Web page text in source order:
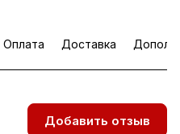
Оплата Доставка
Добавить отзыв